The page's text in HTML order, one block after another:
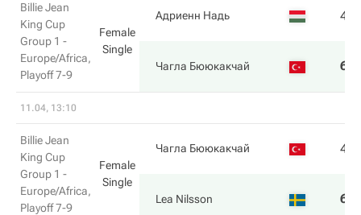
Billie Jean
King Cup
Group 1 -
Europe/Africa,
Playoff 7-9
Female
Single
Адриенн Надь 4
Чагла Бююкакчай 6
11.04, 13:10
Billie Jean
King Cup
Group 1 -
Europe/Africa,
Playoff 7-9
Female
Single
Чагла Бююкакчай 4
Lea Nilsson 6